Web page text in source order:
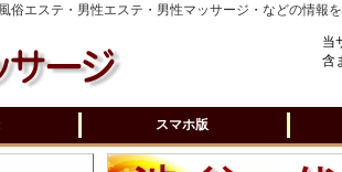
俗エステ・男性エステ・男性マッサージ・などの情報
当
含
スマホ版